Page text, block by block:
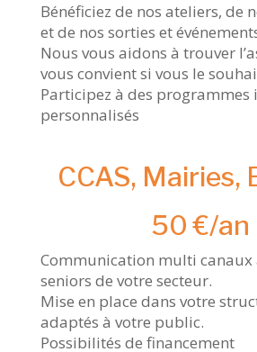
Bénéficiez de nos ateliers, de
et de nos sorties et
Nous vous aidons à trouver
vous convient si vous le
Participez à des programmes
personnalisés
CCAS, Mairies,
50 €/an
Communication multi canaux
seniors de votre secteur.
Mise en place dans votre
adaptés à votre public.
Possibilités de financement